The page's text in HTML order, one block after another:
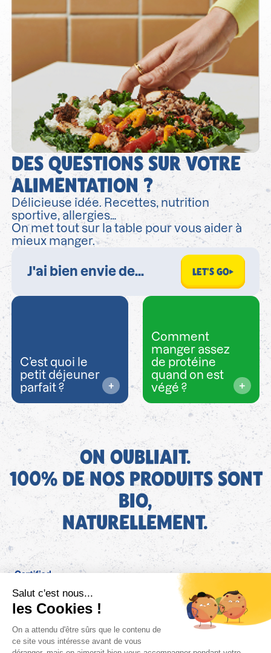
DES QUESTIONS SUR VOTRE
ALIMENTATION ?
Délicieuse idée. Recettes, nutrition
sportive, allergies…
On met tout sur la table pour vous aider à
mieux manger.
LET'S GO
C’est quoi le
petit déjeuner
parfait ?
Comment
manger assez
de protéine
quand on est
végé ?
ON OUBLIAIT.
100% DE NOS PRODUITS SONT
BIO,
NATURELLEMENT.
FR
Bjorg pour les pros
Instagram Facebook